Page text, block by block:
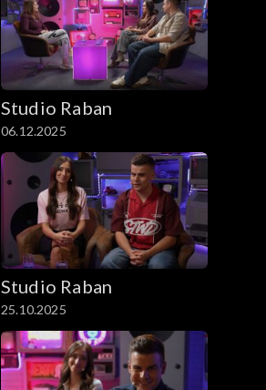
Studio Raban
06.12.2025
Studio Raban
25.10.2025